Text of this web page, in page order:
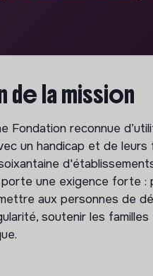
la mission
Fondation reconnue
un handicap et de leurs
porte une exigence forte
aux personnes de
soutenir les